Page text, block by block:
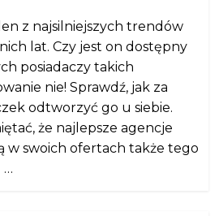
z najsilniejszych trendów
lat. Czy jest on dostępny
posiadaczy takich
nie! Sprawdź, jak za
odtworzyć go u siebie.
że najlepsze agencje
w swoich ofertach także tego
…